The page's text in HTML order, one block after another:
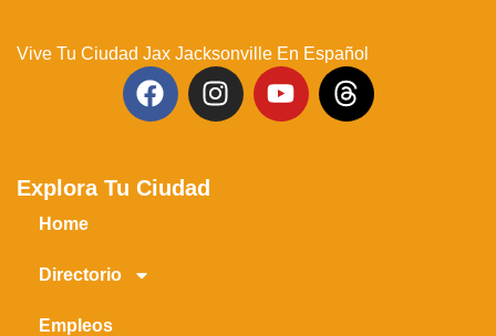
Vive Tu Ciudad Jax Jacksonville En Español
Explora Tu Ciudad
Home
Directorio
Empleos